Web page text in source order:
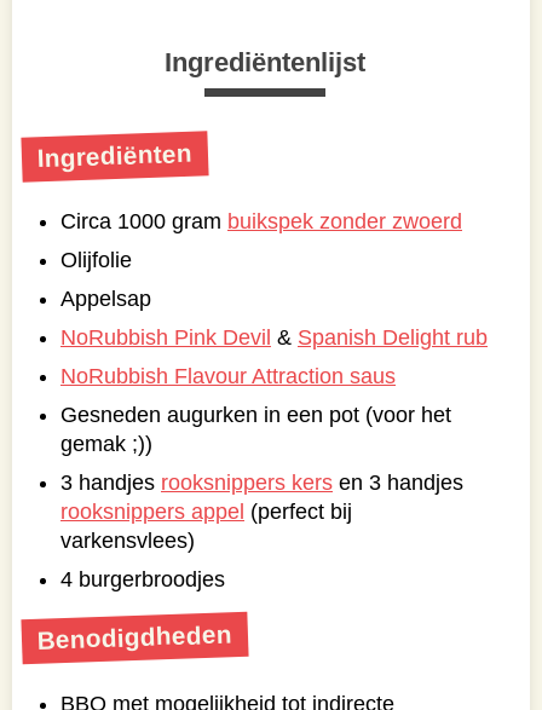
Ingrediëntenlijst
Ingrediënten
Circa 1000 gram buikspek zonder zwoerd
Olijfolie
Appelsap
NoRubbish Pink Devil & Spanish Delight rub
NoRubbish Flavour Attraction saus
Gesneden augurken in een pot (voor het
gemak ;))
3 handjes rooksnippers kers en 3 handjes
rooksnippers appel (perfect bij
varkensvlees)
4 burgerbroodjes
Benodigdheden
BBQ met mogelijkheid tot indirecte